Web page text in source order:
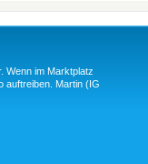
Wenn im Marktplatz
auftreiben. Martin (IG